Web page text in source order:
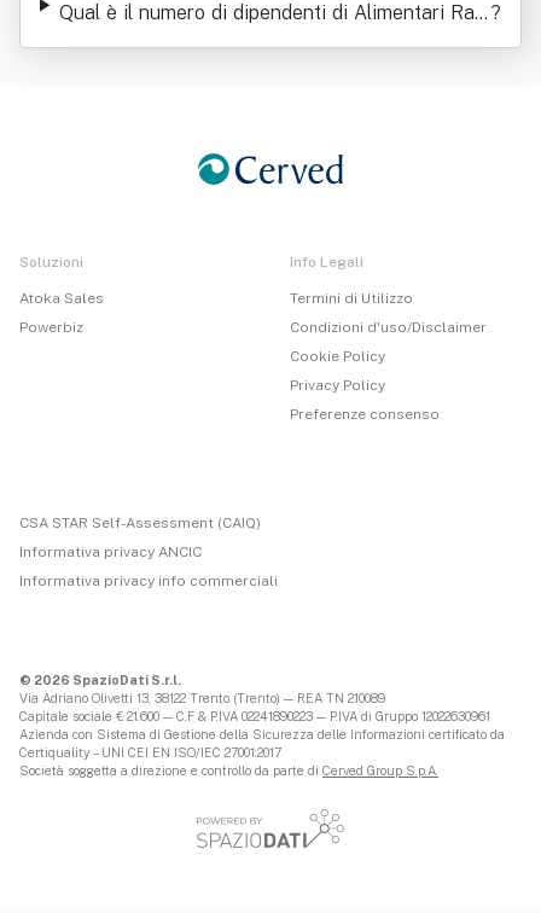
Qual è il numero di dipendenti di Alimentari Radi
ce Srl
?
Soluzioni
Atoka Sales
Powerbiz
Info Legali
Termini di Utilizzo
Condizioni d'uso/Disclaimer
Cookie Policy
Privacy Policy
Preferenze consenso
CSA STAR Self-Assessment (CAIQ)
Informativa privacy ANCIC
Informativa privacy info commerciali
© 2026 SpazioDati S.r.l.
Via Adriano Olivetti 13, 38122 Trento (Trento) — REA TN 210089
Capitale sociale € 21.600 — C.F & P.IVA 02241890223 — P.IVA di Gruppo 12022630961
Azienda con Sistema di Gestione della Sicurezza delle Informazioni certificato da
Certiquality – UNI CEI EN ISO/IEC 27001:2017
Società soggetta a direzione e controllo da parte di Cerved Group S.p.A.